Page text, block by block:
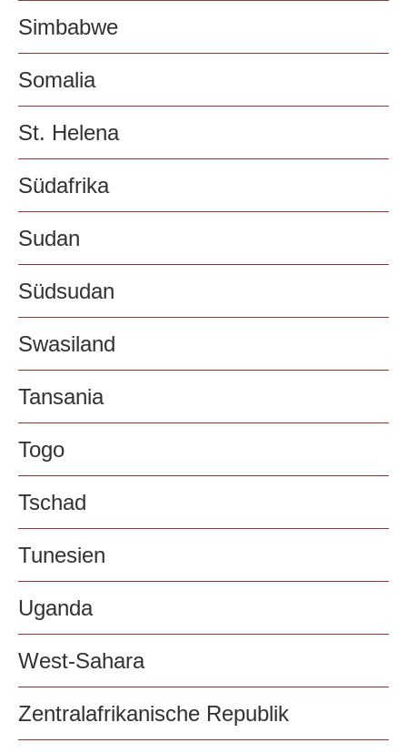
Simbabwe
Somalia
St. Helena
Südafrika
Sudan
Südsudan
Swasiland
Tansania
Togo
Tschad
Tunesien
Uganda
West-Sahara
Zentralafrikanische Republik